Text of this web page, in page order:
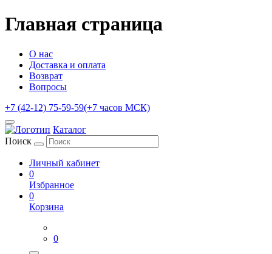
Главная страница
О нас
Доставка и оплата
Возврат
Вопросы
+7 (42-12) 75-59-59(+7 часов МСК)
Каталог
Поиск
Личный кабинет
0
Избранное
0
Корзина
0